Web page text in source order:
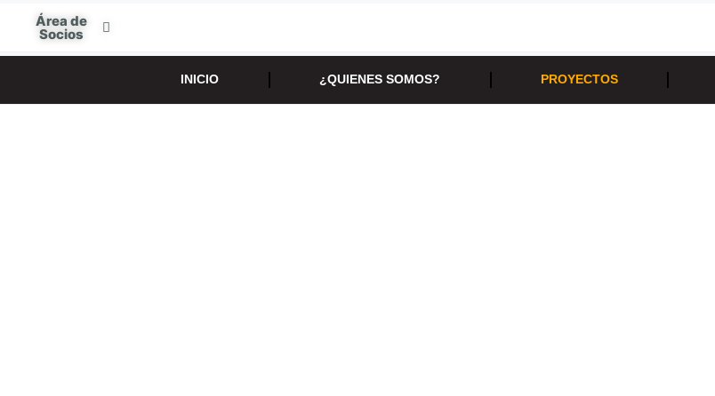
Área de
Socios
INICIO ¿QUIENES SOMOS? PROYECTOS